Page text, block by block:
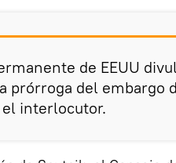
de EEUU
prórroga del embargo
el interlocutor.